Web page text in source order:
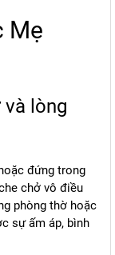
Mẹ
lòng
đứng trong
chở vô điều
phòng thờ hoặc
sự ấm áp, bình